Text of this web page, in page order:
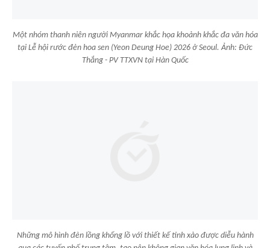
Một nhóm thanh niên người Myanmar khắc họa khoảnh khắc đa văn hóa
tại Lễ hội rước đèn hoa sen (Yeon Deung Hoe) 2026 ở Seoul. Ảnh: Đức
Thắng - PV TTXVN tại Hàn Quốc
Những mô hình đèn lồng khổng lồ với thiết kế tinh xảo được diễu hành